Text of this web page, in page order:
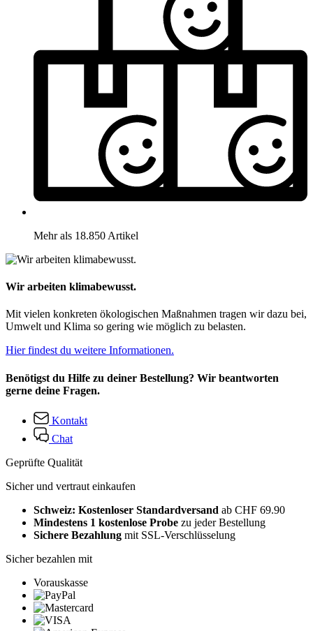
Mehr als 18.850 Artikel
Wir arbeiten klimabewusst.
Mit vielen konkreten ökologischen Maßnahmen tragen wir dazu bei,
Umwelt und Klima so gering wie möglich zu belasten.
Hier findest du weitere Informationen.
Benötigst du Hilfe zu deiner Bestellung? Wir beantworten
gerne deine Fragen.
Kontakt
Chat
Geprüfte Qualität
Sicher und vertraut einkaufen
Schweiz: Kostenloser Standardversand ab CHF 69.90
Mindestens 1 kostenlose Probe zu jeder Bestellung
Sichere Bezahlung mit SSL-Verschlüsselung
Sicher bezahlen mit
Vorauskasse